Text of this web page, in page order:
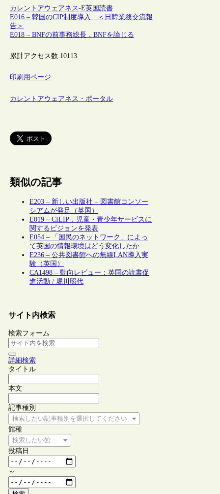
カレントアウェアネス-E英国読書
E016 – 韓国のCIP制度導入 ＜日韓業務交流報
告＞
E018 – BNFの前事務総長，BNFを論じる
累計アクセス数:10113
印刷用ページ
カレントアウェアネス・ポータル
類似の記事
E203 – 新しい出版社 – 図書館コンソー
シアムが発足（英国）
E019 – CILIP，児童・青少年サービスに
関するビジョンを発表
E054 – 「国民のネットワーク」によっ
て英国の情報環境はどう変化したか
E236 – 公共図書館への無線LAN導入実
験（英国）
CA1498 – 動向レビュー：英国の読書促
進活動 / 堀川照代
サイト内検索
検索フォーム
詳細検索
タイトル
本文
記事種別
検索したい記事種別を選択してください
館種
検索したい館種を選択してください
投稿日
～